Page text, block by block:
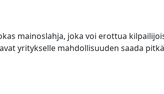
mainoslahja, joka voi erottua
yritykselle mahdollisuuden saada